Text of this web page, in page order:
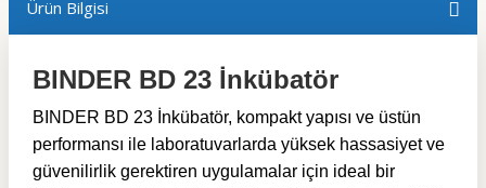
Ürün Bilgisi
BINDER BD 23 İnkübatör
BINDER BD 23 İnkübatör, kompakt yapısı ve üstün
performansı ile laboratuvarlarda yüksek hassasiyet ve
güvenilirlik gerektiren uygulamalar için ideal bir